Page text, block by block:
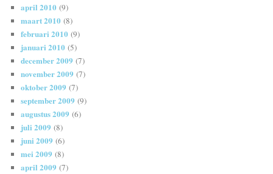
april 2010 (9)
maart 2010 (8)
februari 2010 (9)
januari 2010 (5)
december 2009 (7)
november 2009 (7)
oktober 2009 (7)
september 2009 (9)
augustus 2009 (6)
juli 2009 (8)
juni 2009 (6)
mei 2009 (8)
april 2009 (7)